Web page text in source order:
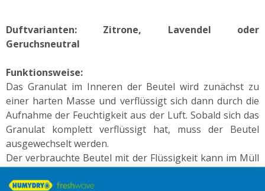
Duftvarianten: Zitrone, Lavendel oder
Geruchsneutral
Funktionsweise:
Das Granulat im Inneren der Beutel wird zunächst zu
einer harten Masse und verflüssigt sich dann durch die
Aufnahme der Feuchtigkeit aus der Luft. Sobald sich das
Granulat komplett verflüssigt hat, muss der Beutel
ausgewechselt werden.
Der verbrauchte Beutel mit der Flüssigkeit kann im Müll